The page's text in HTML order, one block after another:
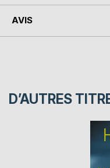
AVIS
D’AUTRES